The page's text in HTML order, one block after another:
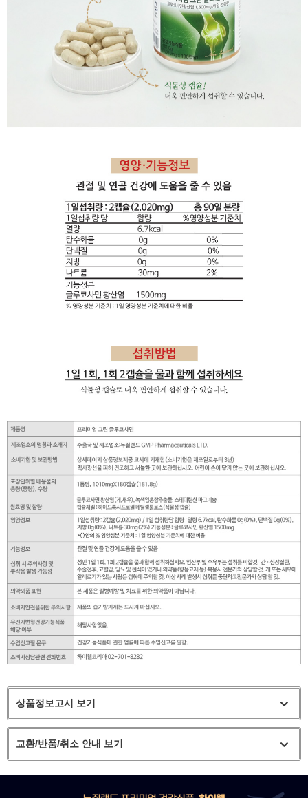
상품정보고시 보기
교환/반품/취소 안내 보기